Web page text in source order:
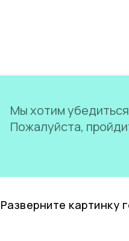
Мы хотим
Пожалуйста,
Разверните картинку